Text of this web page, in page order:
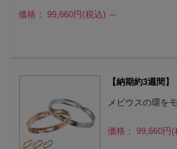
価格： 99,660円(税込) ～
【納期約3週間
メビウスの環を
価格： 99,660円(